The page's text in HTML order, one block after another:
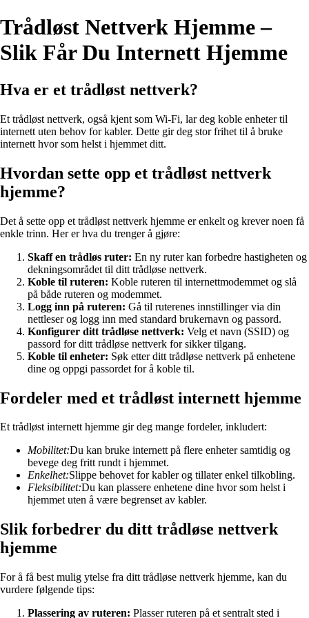
Trådløst Nettverk Hjemme –
Slik Får Du Internett Hjemme
Hva er et trådløst nettverk?
Et trådløst nettverk, også kjent som Wi-Fi, lar deg koble enheter til
internett uten behov for kabler. Dette gir deg stor frihet til å bruke
internett hvor som helst i hjemmet ditt.
Hvordan sette opp et trådløst nettverk
hjemme?
Det å sette opp et trådløst nettverk hjemme er enkelt og krever noen få
enkle trinn. Her er hva du trenger å gjøre:
Skaff en trådløs ruter: En ny ruter kan forbedre hastigheten og
dekningsområdet til ditt trådløse nettverk.
Koble til ruteren: Koble ruteren til internettmodemmet og slå
på både ruteren og modemmet.
Logg inn på ruteren: Gå til ruterenes innstillinger via din
nettleser og logg inn med standard brukernavn og passord.
Konfigurer ditt trådløse nettverk: Velg et navn (SSID) og
passord for ditt trådløse nettverk for sikker tilgang.
Koble til enheter: Søk etter ditt trådløse nettverk på enhetene
dine og oppgi passordet for å koble til.
Fordeler med et trådløst internett hjemme
Et trådløst internett hjemme gir deg mange fordeler, inkludert:
Mobilitet:Du kan bruke internett på flere enheter samtidig og
bevege deg fritt rundt i hjemmet.
Enkelhet:Slippe behovet for kabler og tillater enkel tilkobling.
Fleksibilitet:Du kan plassere enhetene dine hvor som helst i
hjemmet uten å være begrenset av kabler.
Slik forbedrer du ditt trådløse nettverk
hjemme
For å få best mulig ytelse fra ditt trådløse nettverk hjemme, kan du
vurdere følgende tips:
Plassering av ruteren: Plasser ruteren på et sentralt sted i